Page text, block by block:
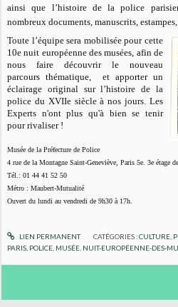
ainsi que l’histoire de la police
nombreux documents, manuscrits,
Toute l’équipe sera mobilisée pour cette
10e nuit européenne des musées, afin de
nous faire découvrir le nouveau
parcours thématique, et apporter un
éclairage original sur l’histoire de la
police du XVIIe siècle à nos jours. Les
Experts n'ont plus qu'à bien se tenir
pour rivaliser !
Musée de la Préfecture de Police
4 rue de la Montagne Saint-Geneviève, Paris 5e. 3e étage
Tél.: 01 44 41 52 50
Métro : Maubert-Mutualité
Ouvert du lundi au vendredi de 9h30 à 17h.
LIEN PERMANENT CATÉGORIES :CULTURE,
PARIS POLICE MUSÉE NUIT-EUROPÉENNE-DES-